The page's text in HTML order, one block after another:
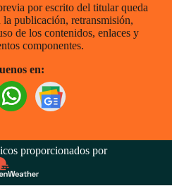
por escrito del titular queda
publicación, retransmisión,
de los contenidos, enlaces y
componentes.
en:
proporcionados por